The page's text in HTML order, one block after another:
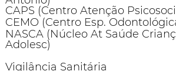
CAPS (Centro Atenção
CEMO (Centro Esp.
NASCA (Núcleo At Saúde
Adolesc)
Vigilância Sanitária